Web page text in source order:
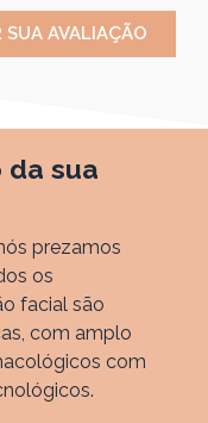
SUA AVALIAÇÃO
da sua
prezamos
os
facial são
com amplo
com